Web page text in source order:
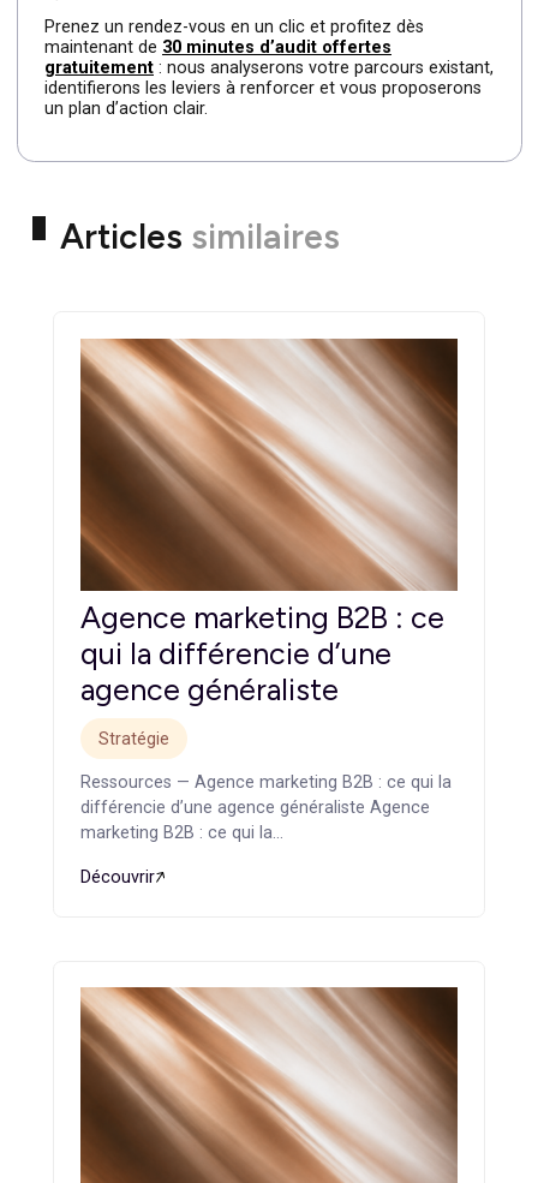
Expertise et outils certifiés
Cleever est partenaire certifié HubSpot et maîtrise les
premium.
l’audit Cleever
En maîtrisant chaque étape du parcours client BtoB (du
positionnement initial à la recommandation), vous
transformez vos prospects en ambassadeurs et faites
de votre stratégie digitale un véritable moteur de
croissance. Cleever, agence marketing Parisde
référence, vous accompagne avec son expertise
méthodique et ses outils certifiés pour structurer,
optimiser et mesurer chacune de vos actions.
Prenez un rendez-vous en un clic et profitez dès
maintenant de30 minutes d’audit offertes
gratuitement: nous analyserons votre parcours
identifierons les leviers à renforcer et vous proposerons
un plan d’action clair.
Articlessimilaires